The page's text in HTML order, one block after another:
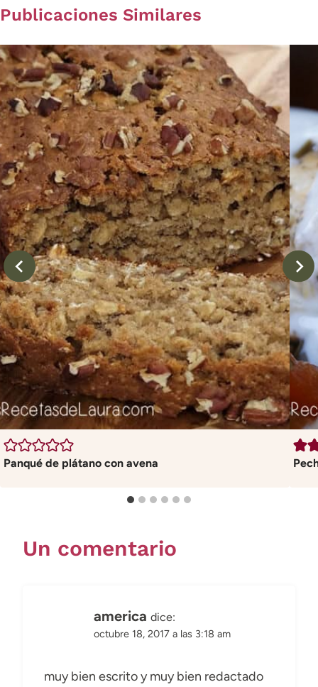
Publicaciones Similares
Panqué de plátano con avena
Un comentario
america dice:
octubre 18, 2017 a las 3:18 am
muy bien escrito y muy bien redactado